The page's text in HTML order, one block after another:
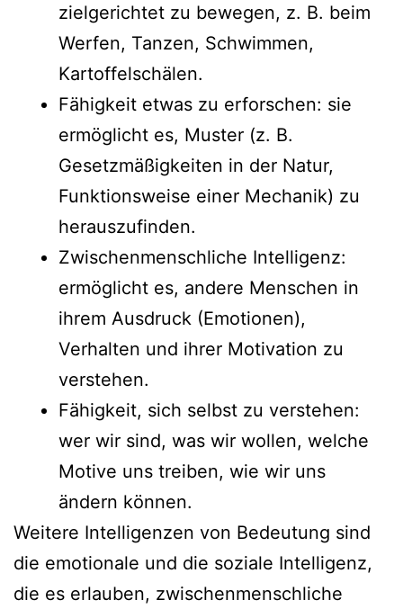
zielgerichtet zu bewegen, z. B. beim
Werfen, Tanzen, Schwimmen,
Kartoffelschälen.
Fähigkeit etwas zu erforschen: sie
ermöglicht es, Muster (z. B.
Gesetzmäßigkeiten in der Natur,
Funktionsweise einer Mechanik) zu
herauszufinden.
Zwischenmenschliche Intelligenz:
ermöglicht es, andere Menschen in
ihrem Ausdruck (Emotionen),
Verhalten und ihrer Motivation zu
verstehen.
Fähigkeit, sich selbst zu verstehen:
wer wir sind, was wir wollen, welche
Motive uns treiben, wie wir uns
ändern können.
Weitere Intelligenzen von Bedeutung sind
die emotionale und die soziale Intelligenz,
die es erlauben, zwischenmenschliche